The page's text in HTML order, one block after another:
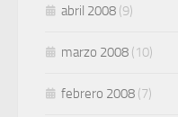
abril 2008 (9)
marzo 2008 (10)
febrero 2008 (7)